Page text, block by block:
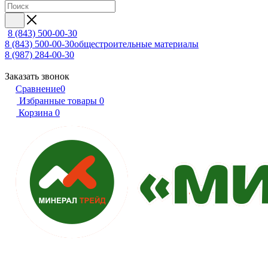
8 (843) 500-00-30
8 (843) 500-00-30общестроительные материалы
8 (987) 284-00-30
Заказать звонок
Сравнение0
Избранные товары 0
Корзина 0